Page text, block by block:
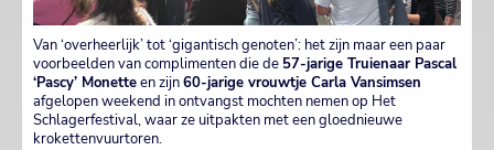
Van ‘overheerlijk’ tot ‘gigantisch genoten’: het zijn maar een paar
voorbeelden van complimenten die de 57-jarige Truienaar Pascal
‘Pascy’ Monetteen zijn60-jarige vrouwtje Carla Vansimsen
afgelopen weekend in ontvangst mochten nemen op Het
Schlagerfestival, waar ze uitpakten met een gloednieuwe
krokettenvuurtoren.